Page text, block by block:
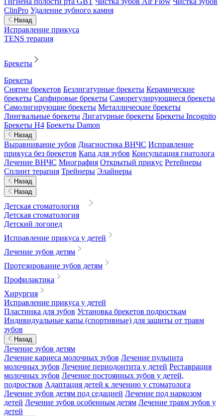
ClinPro Удаление зубного камня
Назад
Исправление прикуса
TENS терапия
Брекеты
Брекеты
Снятие брекетов Безлигатурные брекеты Керамические
брекеты Сапфировые брекеты Саморегулирующиеся брекеты
Самолигирующие брекеты Металлические брекеты
Лингвальные брекеты Лигатурные брекеты Брекеты Incognito
Брекеты H4 Брекеты Damon
Назад
Выравнивание зубов Диагностика ВНЧС Исправление
прикуса без брекетов Капа для зубов Консультация гнатолога
Лечение ВНЧС Миография Открытый прикус Ретейнеры
Сплинт терапия Трейнеры Элайнеры
Назад
Назад
Детская стоматология
Детская стоматология
Детский логопед
Исправление прикуса у детей
Лечение зубов детям
Протезирование зубов детям
Профилактика
Хирургия
Исправление прикуса у детей
Пластинка для зубов Установка брекетов подросткам
Индивидуальные капы (спортивные) для защиты от травм
зубов
Назад
Лечение зубов детям
Лечение кариеса молочных зубов Лечение пульпита
молочных зубов Лечение периодонтита у детей Реставрация
молочных зубов Лечение постоянных зубов у детей,
подростков Адаптация детей к лечению у стоматолога
Лечение зубов детям под седацией Лечение под наркозом
детей Лечение зубов особенным детям Лечение травм зубов у
детей